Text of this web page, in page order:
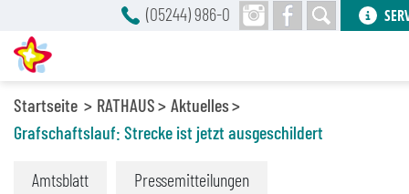
Startseite RATHAUS
Aktuelles
Grafschaftslauf: Strecke ist jetzt ausgeschildert
Amtsblatt Pressemitteilungen
(05244) 986-0